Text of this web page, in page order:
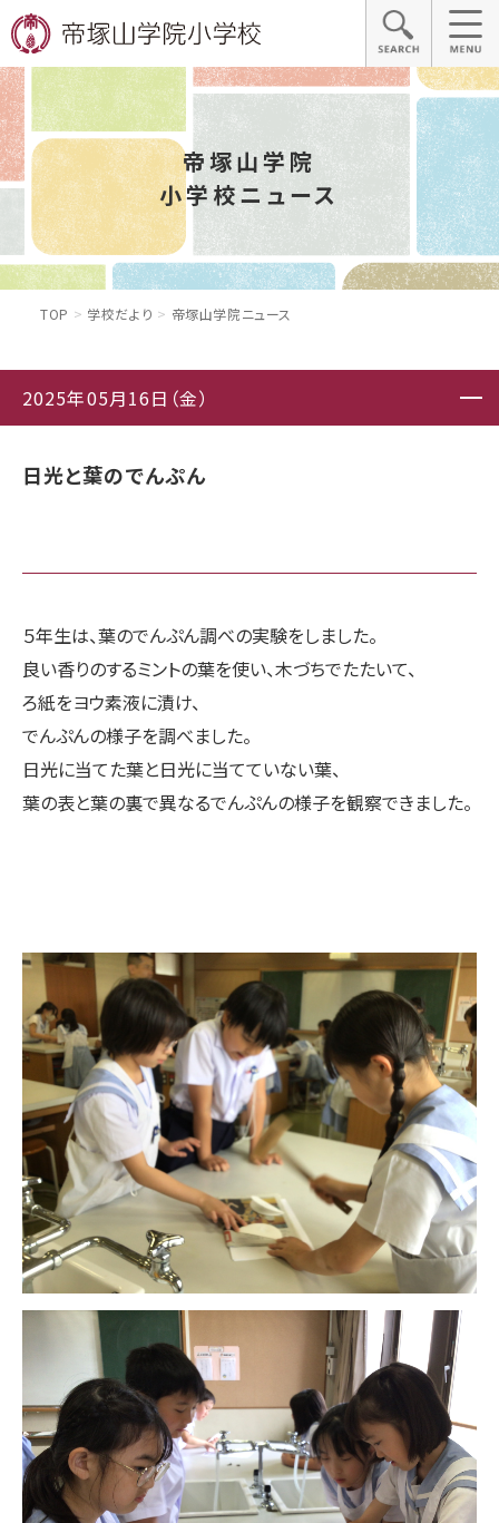
帝塚山学院
小学校ニュース
TOP 学校だより 帝塚山学院ニュース
2025年05月16日（金）
日光と葉のでんぷん
５年生は、葉のでんぷん調べの実験をしました。
良い香りのするミントの葉を使い、木づちでたたいて、
ろ紙をヨウ素液に漬け、
でんぷんの様子を調べました。
日光に当てた葉と日光に当てていない葉、
葉の表と葉の裏で異なるでんぷんの様子を観察できました。